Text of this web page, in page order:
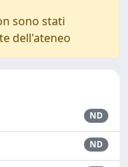
sono stati
dell'ateneo
ND
ND